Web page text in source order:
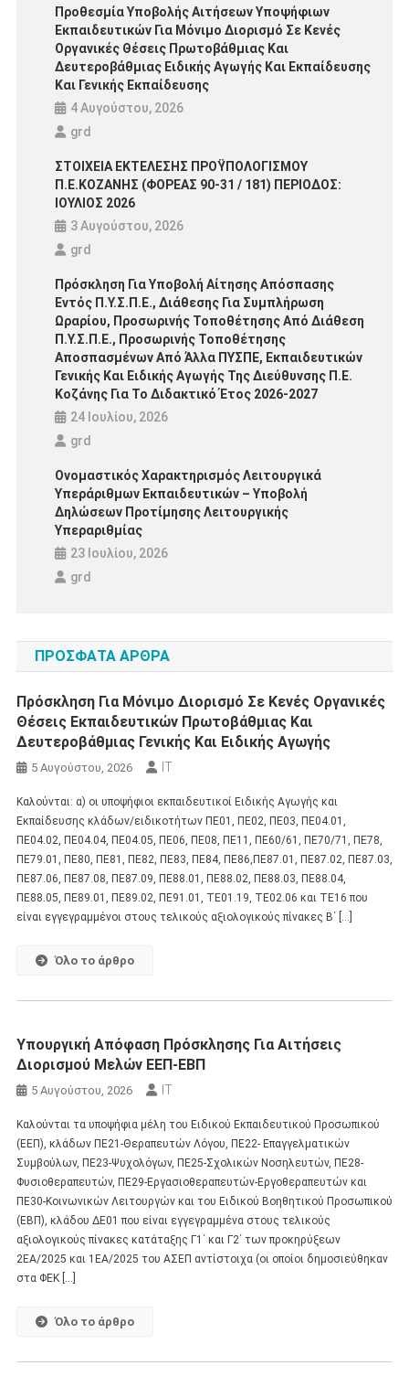
Υπουργική Απόφαση πρόσκλησης για αιτήσεις διορισμού
μελών ΕΕΠ-ΕΒΠ
Προθεσμία υποβολής αιτήσεων υποψήφιων εκπαιδευτικών για
μόνιμο διορισμό σε κενές οργανικές θέσεις Πρωτοβάθμιας και
Δευτεροβάθμιας Ειδικής Αγωγής και Εκπαίδευσης και Γενικής
Εκπαίδευσης
ΣΤΟΙΧΕΙΑ ΕΚΤΕΛΕΣΗΣ ΠΡΟΫΠΟΛΟΓΙΣΜΟΥ Π.Ε.ΚΟΖΑΝΗΣ
(ΦΟΡΕΑΣ 90-31 / 181) ΠΕΡΙΟΔΟΣ: ΙΟΥΛΙΟΣ 2026
Πρόσκληση για υποβολή αίτησης απόσπασης εντός Π.Υ.Σ.Π.Ε.,
από διάθεση Π.Υ.Σ.Π.Ε., προσωρινής τοποθέτησης
αποσπασμένων από άλλα ΠΥΣΠΕ, εκπαιδευτικών Γενικής και
Ειδικής Αγωγής της Διεύθυνσης Π.Ε. Κοζάνης για το διδακτικό
έτος 2026-2027
Πρόσκληση για μόνιμο διορισμό σε κενές οργανικές θέσεις
εκπαιδευτικών Πρωτοβάθμιας και Δευτεροβάθμιας Γενικής και
Προθεσμία Υποβολής Αιτήσεων Υποψήφιων
Εκπαιδευτικών Για Μόνιμο Διορισμό Σε Κενές
Οργανικές Θέσεις Πρωτοβάθμιας Και
Δευτεροβάθμιας Ειδικής Αγωγής Και Εκπαίδευσης
Και Γενικής Εκπαίδευσης
4 Αυγούστου, 2026
grd
ΣΤΟΙΧΕΙΑ ΕΚΤΕΛΕΣΗΣ ΠΡΟΫΠΟΛΟΓΙΣΜΟΥ
Π.Ε.ΚΟΖΑΝΗΣ (ΦΟΡΕΑΣ 90-31 / 181) ΠΕΡΙΟΔΟΣ:
ΙΟΥΛΙΟΣ 2026
3 Αυγούστου, 2026
grd
Πρόσκληση Για Υποβολή Αίτησης Απόσπασης
Εντός Π.Υ.Σ.Π.Ε., Διάθεσης Για Συμπλήρωση
Ωραρίου, Προσωρινής Τοποθέτησης Από Διάθεση
Π.Υ.Σ.Π.Ε., Προσωρινής Τοποθέτησης
Αποσπασμένων Από Άλλα ΠΥΣΠΕ, Εκπαιδευτικών
Γενικής Και Ειδικής Αγωγής Της Διεύθυνσης Π.Ε.
Κοζάνης Για Το Διδακτικό Έτος 2026-2027
24 Ιουλίου, 2026
grd
Ονομαστικός Χαρακτηρισμός Λειτουργικά
Υπεράριθμων Εκπαιδευτικών – Υποβολή
Δηλώσεων Προτίμησης Λειτουργικής
Υπεραριθμίας
23 Ιουλίου, 2026
grd
ΠΡΟΣΦΑΤΑ ΑΡΘΡΑ
Πρόσκληση Για Μόνιμο Διορισμό Σε Κενές Οργανικές
Θέσεις Εκπαιδευτικών Πρωτοβάθμιας Και
Δευτεροβάθμιας Γενικής Και Ειδικής Αγωγής
5 Αυγούστου, 2026 IT
Καλούνται: α) οι υποψήφιοι εκπαιδευτικοί Ειδικής Αγωγής και
Εκπαίδευσης κλάδων/ειδικοτήτων ΠΕ01, ΠΕ02, ΠΕ03, ΠΕ04.01,
ΠΕ04.02, ΠΕ04.04, ΠΕ04.05, ΠΕ06, ΠΕ08, ΠΕ11, ΠΕ60/61, ΠΕ70/71, ΠΕ78,
ΠΕ79.01, ΠΕ80, ΠΕ81, ΠΕ82, ΠΕ83, ΠΕ84, ΠΕ86,ΠΕ87.01, ΠΕ87.02, ΠΕ87.03,
ΠΕ87.06, ΠΕ87.08, ΠΕ87.09, ΠΕ88.01, ΠΕ88.02, ΠΕ88.03, ΠΕ88.04,
ΠΕ88.05, ΠΕ89.01, ΠΕ89.02, ΠΕ91.01, ΤΕ01.19, ΤΕ02.06 και ΤΕ16 που
είναι εγγεγραμμένοι στους τελικούς αξιολογικούς πίνακες Β΄ […]
Όλο το άρθρο
Υπουργική Απόφαση Πρόσκλησης Για Αιτήσεις
Διορισμού Μελών ΕΕΠ-ΕΒΠ
5 Αυγούστου, 2026 IT
Καλούνται τα υποψήφια μέλη του Ειδικού Εκπαιδευτικού Προσωπικού
(ΕΕΠ), κλάδων ΠΕ21-Θεραπευτών Λόγου, ΠΕ22- Επαγγελματικών
Συμβούλων, ΠΕ23-Ψυχολόγων, ΠΕ25-Σχολικών Νοσηλευτών, ΠΕ28-
Φυσιοθεραπευτών, ΠΕ29-Εργασιοθεραπευτών-Εργοθεραπευτών και
ΠΕ30-Κοινωνικών Λειτουργών και του Ειδικού Βοηθητικού Προσωπικού
(ΕΒΠ), κλάδου ΔΕ01 που είναι εγγεγραμμένα στους τελικούς
αξιολογικούς πίνακες κατάταξης Γ1΄ και Γ2΄ των προκηρύξεων
2ΕΑ/2025 και 1ΕΑ/2025 του ΑΣΕΠ αντίστοιχα (οι οποίοι δημοσιεύθηκαν
στα ΦΕΚ […]
Όλο το άρθρο